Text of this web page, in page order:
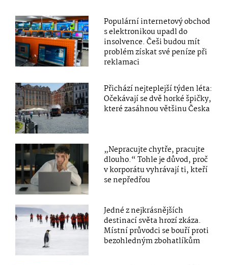
Populární internetový obchod
s elektronikou upadl do
insolvence. Češi budou mít
problém získat své peníze při
reklamaci
Přichází nejteplejší týden léta:
Očekávají se dvě horké špičky,
které zasáhnou většinu Česka
„Nepracujte chytře, pracujte
dlouho.“ Tohle je důvod, proč
v korporátu vyhrávají ti, kteří
se nepředřou
Jedné z nejkrásnějších
destinací světa hrozí zkáza.
Místní průvodci se bouří proti
bezohledným zbohatlíkům